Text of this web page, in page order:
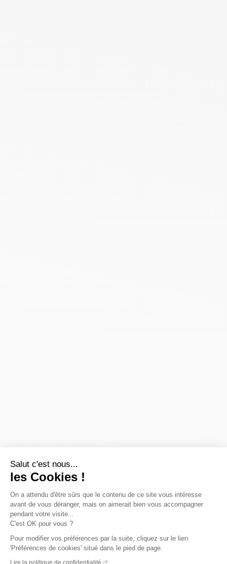
Salut c'est nous...
les Cookies !
On a attendu d'être sûrs que le contenu de ce site vous intéresse
avant de vous déranger, mais on aimerait bien vous accompagner
pendant votre visite...
C'est OK pour vous ?
Pour modifier vos préférences par la suite, cliquez sur le lien
'Préférences de cookies' situé dans le pied de page.
Lire la politique de confidentialité